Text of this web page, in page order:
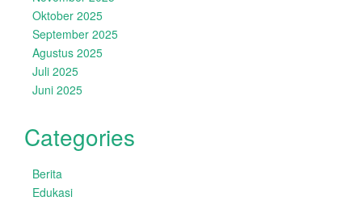
Oktober 2025
September 2025
Agustus 2025
Juli 2025
Juni 2025
Categories
Berita
Edukasi